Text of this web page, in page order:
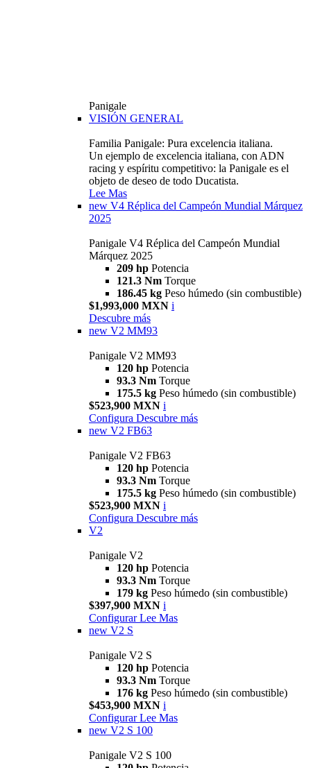
Panigale
VISIÓN GENERAL
Familia Panigale: Pura excelencia italiana.
Un ejemplo de excelencia italiana, con ADN
racing y espíritu competitivo: la Panigale es el
objeto de deseo de todo Ducatista.
Lee Mas
new V4 Réplica del Campeón Mundial Márquez
2025
Panigale V4 Réplica del Campeón Mundial
Márquez 2025
209 hp Potencia
121.3 Nm Torque
186.45 kg Peso húmedo (sin combustible)
$1,993,000 MXN i
Descubre más
new V2 MM93
Panigale V2 MM93
120 hp Potencia
93.3 Nm Torque
175.5 kg Peso húmedo (sin combustible)
$523,900 MXN i
Configura Descubre más
new V2 FB63
Panigale V2 FB63
120 hp Potencia
93.3 Nm Torque
175.5 kg Peso húmedo (sin combustible)
$523,900 MXN i
Configura Descubre más
V2
Panigale V2
120 hp Potencia
93.3 Nm Torque
179 kg Peso húmedo (sin combustible)
$397,900 MXN i
Configurar Lee Mas
new V2 S
Panigale V2 S
120 hp Potencia
93.3 Nm Torque
176 kg Peso húmedo (sin combustible)
$453,900 MXN i
Configurar Lee Mas
new V2 S 100
Panigale V2 S 100